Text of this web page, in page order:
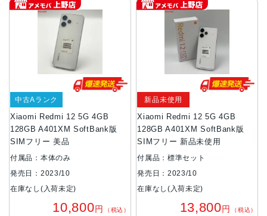
Xiaomi Redmi 12 5G 4GB
128GB A401XM SoftBank版
SIMフリー 美品
中古Aランク
付属品：本体のみ
発売日：2023/10
在庫なし(入荷未定)
10,800円 （税込）
Xiaomi Redmi 12 5G 4GB
128GB A401XM SoftBank版
SIMフリー 新品未使用
新品未使用
付属品：標準セット
発売日：2023/10
在庫なし(入荷未定)
13,800円 （税込）